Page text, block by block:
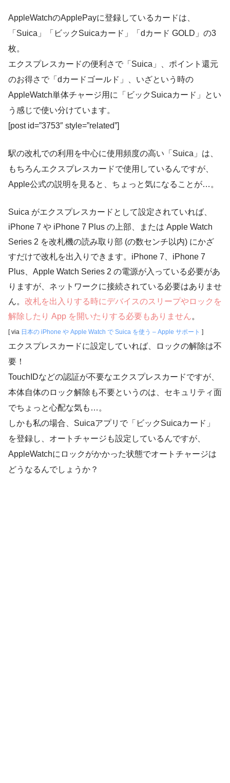
AppleWatchのApplePayに登録しているカードは、
「Suica」「ビックSuicaカード」「dカード GOLD」の3
枚。
エクスプレスカードの便利さで「Suica」、ポイント還元
のお得さで「dカードゴールド」、いざという時の
AppleWatch単体チャージ用に「ビックSuicaカード」とい
う感じで使い分けています。
[post id=”3753″ style=”related”]
駅の改札での利用を中心に使用頻度の高い「Suica」は、
もちろんエクスプレスカードで使用しているんですが、
Apple公式の説明を見ると、ちょっと気になることが…。
Suica がエクスプレスカードとして設定されていれば、
iPhone 7 や iPhone 7 Plus の上部、または Apple Watch
Series 2 を改札機の読み取り部 (の数センチ以内) にかざ
すだけで改札を出入りできます。iPhone 7、iPhone 7
Plus、Apple Watch Series 2 の電源が入っている必要があ
りますが、ネットワークに接続されている必要はありませ
ん。 改札を出入りする時にデバイスのスリープやロックを
解除したり App を開いたりする必要もありません。
[ via 日本の iPhone や Apple Watch で Suica を使う – Apple サポート ]
エクスプレスカードに設定していれば、ロックの解除は不
要！
TouchIDなどの認証が不要なエクスプレスカードですが、
本体自体のロック解除も不要というのは、セキュリティ面
でちょっと心配な気も…。
しかも私の場合、Suicaアプリで「ビックSuicaカード」
を登録し、オートチャージも設定しているんですが、
AppleWatchにロックがかかった状態でオートチャージは
どうなるんでしょうか？